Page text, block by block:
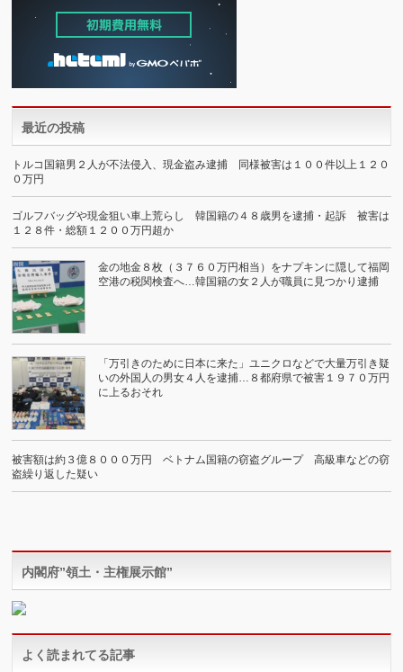
最近の投稿
トルコ国籍男２人が不法侵入、現金盗み逮捕 同様被害は１００件以上１２０
０万円
ゴルフバッグや現金狙い車上荒らし 韓国籍の４８歳男を逮捕・起訴 被害は
１２８件・総額１２００万円超か
金の地金８枚（３７６０万円相当）をナプキンに隠して福岡
空港の税関検査へ…韓国籍の女２人が職員に見つかり逮捕
「万引きのために日本に来た」ユニクロなどで大量万引き疑
いの外国人の男女４人を逮捕…８都府県で被害１９７０万円
に上るおそれ
被害額は約３億８０００万円 ベトナム国籍の窃盗グループ 高級車などの窃
盗繰り返した疑い
内閣府”領土・主権展示館”
よく読まれてる記事